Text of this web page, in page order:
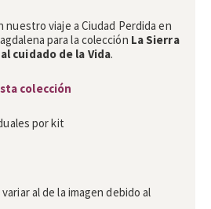
nuestro viaje a Ciudad Perdida en
para la colección La Sierra
cuidado de la Vida.
colección
por kit
al de la imagen debido al